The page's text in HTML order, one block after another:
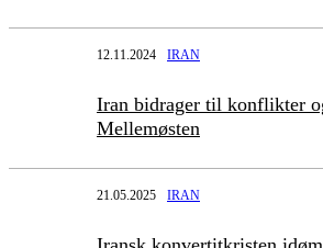
12.11.2024 IRAN
Iran bidrager til konflikter
Mellemøsten
21.05.2025 IRAN